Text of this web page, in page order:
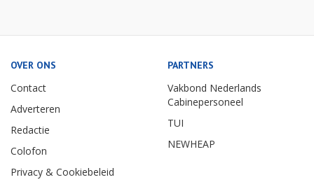
OVER ONS
Contact
Adverteren
Redactie
Colofon
Privacy & Cookiebeleid
PARTNERS
Vakbond Nederlands
Cabinepersoneel
TUI
NEWHEAP